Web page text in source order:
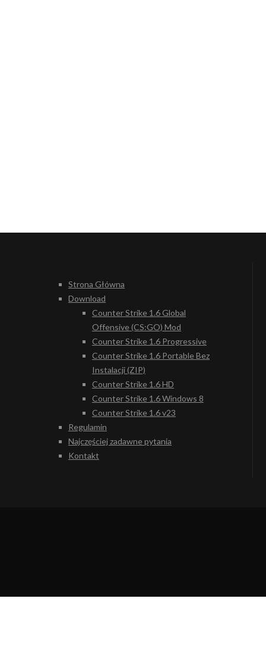
Strona Główna
Download
Counter Strike 1.6 Global
Offensive (CS:GO) Mod
Counter Strike 1.6 Progressive
Counter Strike 1.6 Portable Bez
Instalacji (ZIP)
Counter Strike 1.6 HD
Counter Strike 1.6 Windows 8
Counter Strike 1.6 v23
Regulamin
Najczęściej zadawne pytania
Kontakt